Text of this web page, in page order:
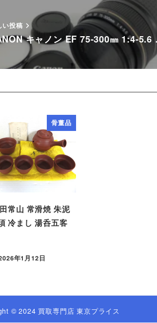
い投稿
キャノン EF 75-300㎜ 1:4-
骨董品
常山 常滑焼 朱泥
冷まし 湯呑五客
年1月12日
© 2024 買取専門店 東京プライス